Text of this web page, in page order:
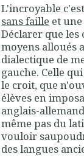
L'incroyable
sans faille et
Déclarer que les
moyens alloués
dialectique de
gauche. Celle
le croit, que
élèves en
anglais-
même pas du
vouloir
des langues